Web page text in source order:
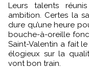
Leurs talents
ambition. Certes la
dure qu’une heure
bouche-à-oreille
Saint-Valentin a fait
élogieux sur la
vont bon train.